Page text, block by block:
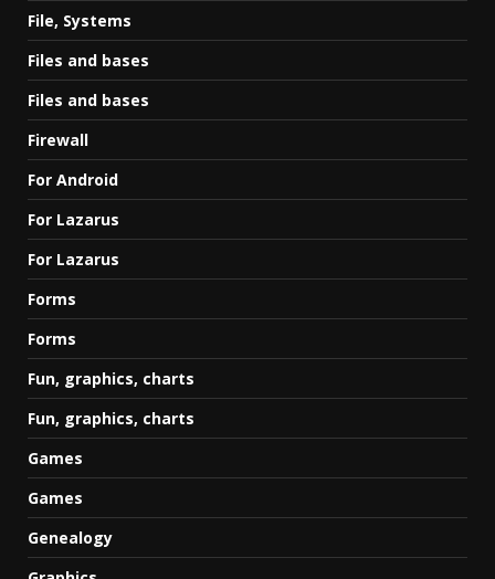
File, Systems
Files and bases
Files and bases
Firewall
For Android
For Lazarus
For Lazarus
Forms
Forms
Fun, graphics, charts
Fun, graphics, charts
Games
Games
Genealogy